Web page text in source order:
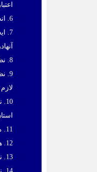
6. انجام امور دبیرخانه ای هیات رسیدگی به شکایات قانونی برگزاری مناقصات دراستان .
7.
8. نظارت عالیه برتهیه وتعیین محدوده و حریم شهرها ومحدوده روستاها.
9.
11. مطالعه وبررسی به منظور بدست آوردن حد مطلوب فضای سبز درمناطق مورد عمل با درنظرگرفتن موفقیت و شرایط اقلیمی منطقه .
12. همکاری درارسال دستورالعمل های قانونی وفنی مربوط به فضای سبز وارایه آن به شهرداری هاودهیاری ها برای اجرا.
13. نظارت عالیه واظهار نظردرمورد واگذاری توافقات پیرامون املاک واراضی شهری واعمال ماده 101 قانون شهرداری ها .